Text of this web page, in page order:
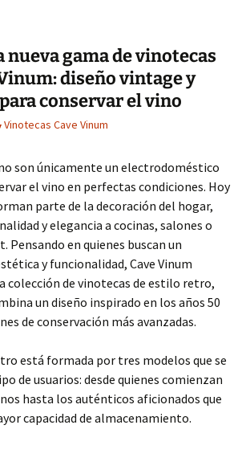
nueva gama de vinotecas
diseño vintage y
conservar el vino
Vinotecas Cave Vinum
son únicamente un electrodoméstico
el vino en perfectas condiciones. Hoy
parte de la decoración del hogar,
y elegancia a cocinas, salones o
Pensando en quienes buscan un
y funcionalidad, Cave Vinum
colección de vinotecas de estilo retro,
un diseño inspirado en los años 50
de conservación más avanzadas.
está formada por tres modelos que se
de usuarios: desde quienes comienzan
hasta los auténticos aficionados que
capacidad de almacenamiento.
la nueva gama de vinotecas retro